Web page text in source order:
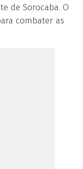
de Sorocaba. O
combater as